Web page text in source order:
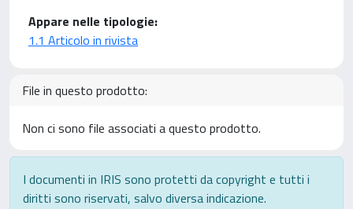
Appare nelle tipologie:
1.1 Articolo in rivista
File in questo prodotto:
Non ci sono file associati a questo prodotto.
I documenti in IRIS sono protetti da copyright e tutti i
diritti sono riservati, salvo diversa indicazione.